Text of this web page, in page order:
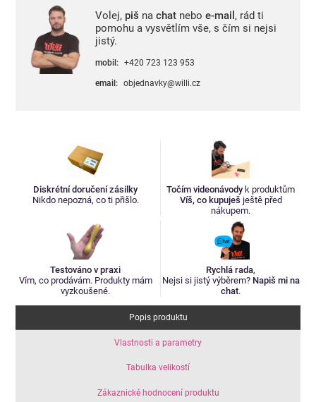
Volej, piš na chatnebo e-mail , rád ti
pomohu a vysvětlím vše, s čím si nejsi
jistý.
mobil: +420 723 123 953
email: objednavky@willi.cz
Diskrétní doručení zásilky
Nikdo nepozná, co ti přišlo.
Točím videonávody k produktům
Víš, co kupuješ ještě před
nákupem.
Testováno v praxi
Vím, co prodávám. Produkty mám
vyzkoušené.
Rychlá rada,
Nejsi si jistý výběrem? Napiš mi na
chat.
Popis produktu
Vlastnosti a parametry
Tabulka velikostí
Zákaznické hodnocení produktu